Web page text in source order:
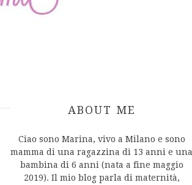
ABOUT AUTHOR
ABOUT ME
Ciao sono Marina, vivo a Milano e sono
mamma di una ragazzina di 13 anni e una
bambina di 6 anni (nata a fine maggio
2019). Il mio blog parla di maternità,